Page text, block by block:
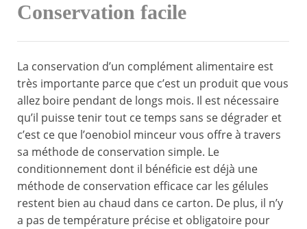
Conservation facile
La conservation d’un complément alimentaire est
très importante parce que c’est un produit que vous
allez boire pendant de longs mois. Il est nécessaire
qu’il puisse tenir tout ce temps sans se dégrader et
c’est ce que l’oenobiol minceur vous offre à travers
sa méthode de conservation simple. Le
conditionnement dont il bénéficie est déjà une
méthode de conservation efficace car les gélules
restent bien au chaud dans ce carton. De plus, il n’y
a pas de température précise et obligatoire pour